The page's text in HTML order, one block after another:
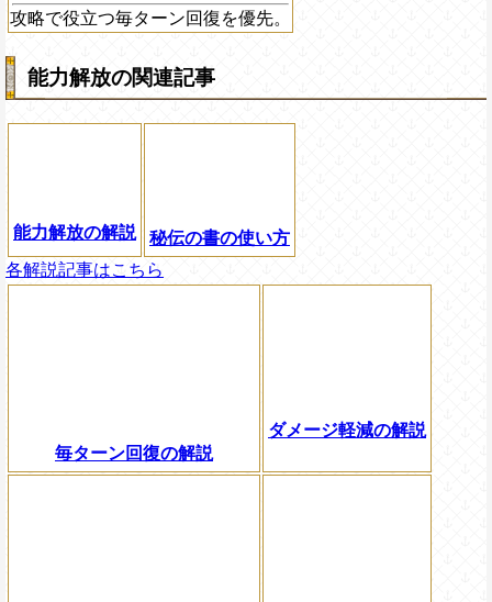
攻略で役立つ毎ターン回復を優先。
能力解放の関連記事
能力解放の解説
秘伝の書の使い方
各解説記事はこちら
毎ターン回復の解説
ダメージ軽減の解説